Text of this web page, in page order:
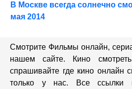
В Москве всегда солнечно
мая 2014
Смотрите Фильмы онлайн,
нашем сайте. Кино
спрашивайте где кино онлайн
только у нас. Все ссылки